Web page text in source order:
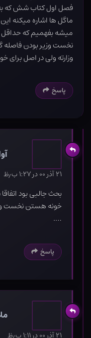
فصل اول کتاب شش که به
ماگل ها اشاره میکنه
میشه بفهمیم که حداقل
نخست وزیر بودن
وزارته ولی در اصل برای
پاسخ
۲۱ آذر ۰۰ در ۱:۲۷ ب٫ظ
بحث جالبی بود
خونه هستن نخست
….
پاسخ
۲۱ آذر ۰۰ در ۱:۱۱ ب٫ظ